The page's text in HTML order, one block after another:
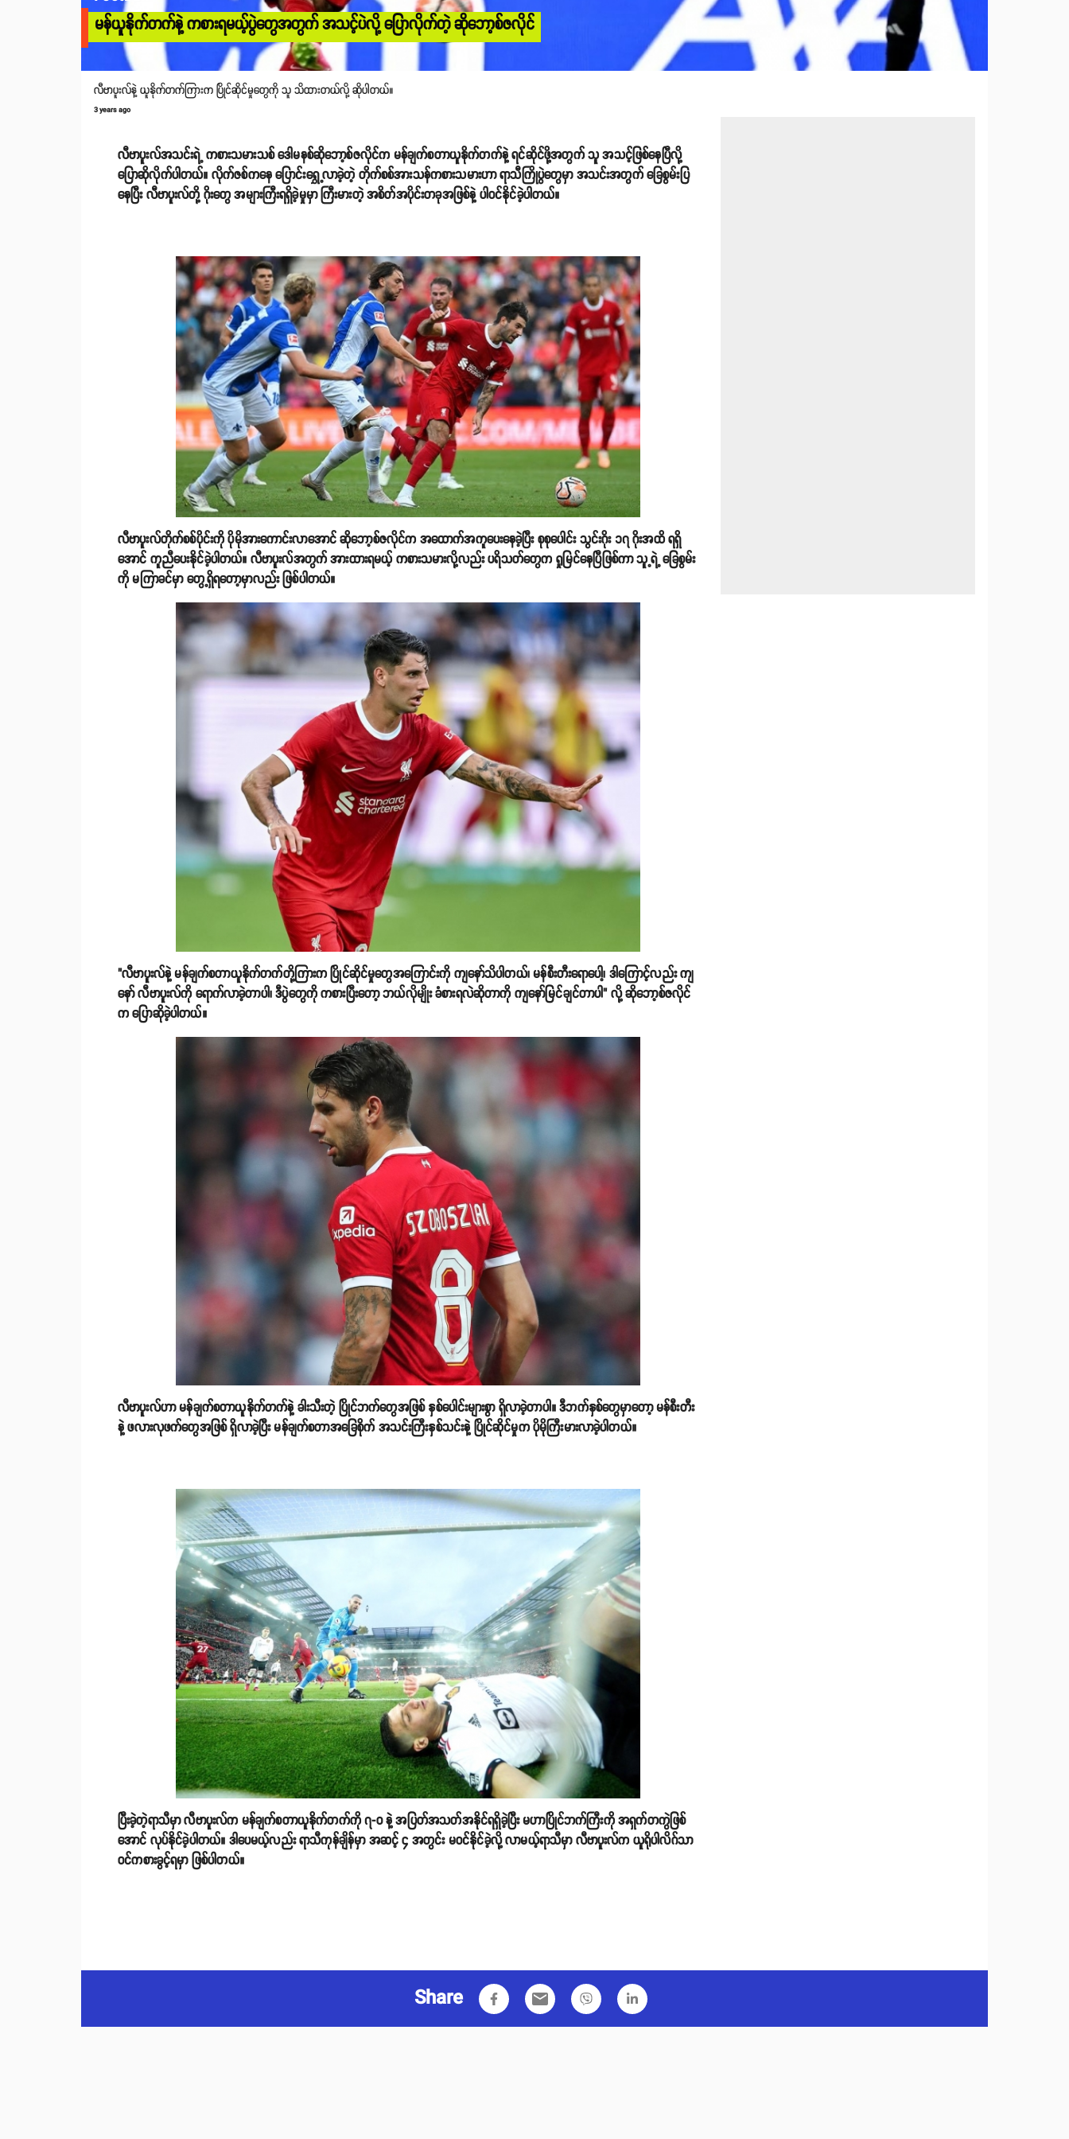
မန်ယူနိုက်တက်နဲ့ ကစားရမယ့်ပွဲတွေအတွက် အသင့်ပဲလို့ ပြောလိုက်တဲ့ ဆိုဘော့စ်ဇလိုင်
လီဗာပူးလ်နဲ့ ယူနိုက်တက်ကြားက ပြိုင်ဆိုင်မှုတွေကို သူ သိထားတယ်လို့ ဆိုပါတယ်။
3 years ago
လီဗာပူးလ်အသင်းရဲ့ ကစားသမားသစ် ဒေါမနစ်ဆိုဘော့စ်ဇလိုင်က မန်ချက်စတာယူနိုက်တက်နဲ့ ရင်ဆိုင်ဖို့အတွက် သူ အသင့်ဖြစ်နေပြီလို့
ပြောဆိုလိုက်ပါတယ်။ လိုက်ဇစ်ကနေ ပြောင်းရွှေ့လာခဲ့တဲ့ တိုက်စစ်အားသန်ကစားသမားဟာ ရာသီကြိုပွဲတွေမှာ အသင်းအတွက် ခြေစွမ်းပြ
နေပြီး လီဗာပူးလ်တို့ ဂိုးတွေ အများကြီးရရှိခဲ့မှုမှာ ကြီးမားတဲ့ အစိတ်အပိုင်းတခုအဖြစ်နဲ့ ပါဝင်နိုင်ခဲ့ပါတယ်။
လီဗာပူးလ်တိုက်စစ်ပိုင်းကို ပိုမိုအားကောင်းလာအောင် ဆိုဘော့စ်ဇလိုင်က အထောက်အကူပေးနေခဲ့ပြီး စုစုပေါင်း သွင်းဂိုး ၁၇ ဂိုးအထိ ရရှိ
အောင် ကူညီပေးနိုင်ခဲ့ပါတယ်။ လီဗာပူးလ်အတွက် အားထားရမယ့် ကစားသမားလို့လည်း ပရိသတ်တွေက ရှုမြင်နေပြီဖြစ်ကာ သူ့ရဲ့ ခြေစွမ်း
ကို မကြာခင်မှာ တွေ့ရှိရတော့မှာလည်း ဖြစ်ပါတယ်။
"လီဗာပူးလ်နဲ့ မန်ချက်စတာယူနိုက်တက်တို့ကြားက ပြိုင်ဆိုင်မှုတွေအကြောင်းကို ကျနော်သိပါတယ်၊ မန်စီးတီးရောပေါ့၊ ဒါကြောင့်လည်း ကျ
နော် လီဗာပူးလ်ကို ရောက်လာခဲ့တာပါ၊ ဒီပွဲတွေကို ကစားပြီးတော့ ဘယ်လိုမျိုး ခံစားရလဲဆိုတာကို ကျနော်မြင်ချင်တာပါ" လို့ ဆိုဘော့စ်ဇလိုင်
က ပြောဆိုခဲ့ပါတယ်။
လီဗာပူးလ်ဟာ မန်ချက်စတာယူနိုက်တက်နဲ့ ခါးသီးတဲ့ ပြိုင်ဘက်တွေအဖြစ် နှစ်ပေါင်းများစွာ ရှိလာခဲ့တာပါ။ ဒီဘက်နှစ်တွေမှာတော့ မန်စီးတီး
နဲ့ ဖလားလုဖက်တွေအဖြစ် ရှိလာခဲ့ပြီး မန်ချက်စတာအခြေစိုက် အသင်းကြီးနှစ်သင်းနဲ့ ပြိုင်ဆိုင်မှုက ပိုမိုကြီးမားလာခဲ့ပါတယ်။
ပြီးခဲ့တဲ့ရာသီမှာ လီဗာပူးလ်က မန်ချက်စတာယူနိုက်တက်ကို ၇-၀ နဲ့ အပြတ်အသတ်အနိုင်ရရှိခဲ့ပြီး မဟာပြိုင်ဘက်ကြီးကို အရှက်တကွဲဖြစ်
အောင် လုပ်နိုင်ခဲ့ပါတယ်။ ဒါပေမယ့်လည်း ရာသီကုန်ချိန်မှာ အဆင့် ၄ အတွင်း မဝင်နိုင်ခဲ့လို့ လာမယ့်ရာသီမှာ လီဗာပူးလ်က ယူရိုပါလိဂ်သာ
ဝင်ကစားခွင့်ရမှာ ဖြစ်ပါတယ်။
Share email